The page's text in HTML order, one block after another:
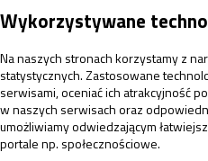
Wykorzystywane
Na naszych stronach korzystamy z
statystycznych. Zastosowane
serwisami, oceniać ich atrakcyjność
w naszych serwisach oraz
umożliwiamy odwiedzającym
portale np. społecznościowe.